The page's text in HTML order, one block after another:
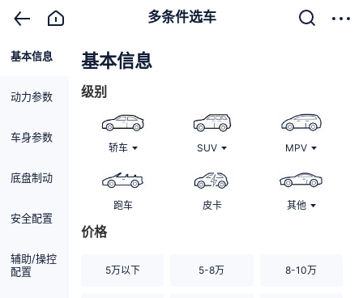
多条件选车
基本信息
动力参数
车身参数
底盘制动
安全配置
辅助/操控
配置
基本信息
级别
轿车 SUV MPV
跑车 皮卡 其他
价格
5万以下 5-8万 8-10万